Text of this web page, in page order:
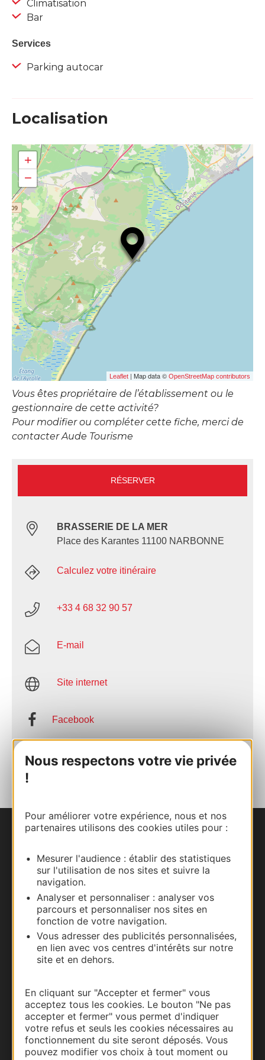
Nous respectons votre vie privée
!
Pour améliorer votre expérience, nous et nos
partenaires utilisons des cookies utiles pour :
Mesurer l'audience : établir des statistiques
sur l'utilisation de nos sites et suivre la
navigation.
Analyser et personnaliser : analyser vos
parcours et personnaliser nos sites en
fonction de votre navigation.
Vous adresser des publicités personnalisées,
en lien avec vos centres d'intérêts sur notre
site et en dehors.
En cliquant sur "Accepter et fermer" vous
acceptez tous les cookies. Le bouton "Ne pas
accepter et fermer" vous permet d'indiquer
votre refus et seuls les cookies nécessaires au
fonctionnement du site seront déposés. Vous
pouvez modifier vos choix à tout moment ou
Climatisation
Bar
Services
Parking autocar
Localisation
+
−
Leaflet | Map data © OpenStreetMap contributors
Vous êtes propriétaire de l’établissement ou le
gestionnaire de cette activité?
Pour modifier ou compléter cette fiche, merci de
contacter Aude Tourisme
RÉSERVER
BRASSERIE DE LA MER
Place des Karantes 11100 NARBONNE
Calculez votre itinéraire
+33 4 68 32 90 57
E-mail
Site internet
Facebook
AU CARNET
Carte interactive
Documentation
Thermalisme
Business/Mice